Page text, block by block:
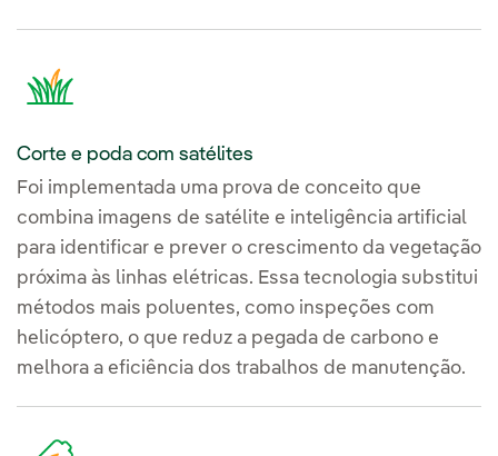
Corte e poda com satélites
Foi implementada uma prova de conceito que
combina imagens de satélite e inteligência artificial
para identificar e prever o crescimento da vegetação
próxima às linhas elétricas. Essa tecnologia substitui
métodos mais poluentes, como inspeções com
helicóptero, o que reduz a pegada de carbono e
melhora a eficiência dos trabalhos de manutenção.